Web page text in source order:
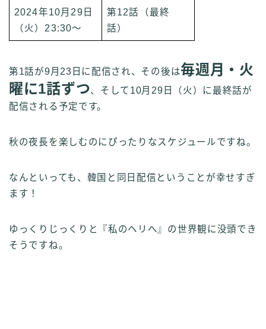
2024年10月29日
（火）23:30～
第12話（最終
話）
第1話が9月23日に配信され、その後は毎週月・火
曜に1話ずつ、そして10月29日（火）に最終話が
配信される予定です。
秋の夜長を楽しむのにぴったりなスケジュールですね。
なんといっても、韓国と同日配信ということが幸せすぎ
ます！
ゆっくりじっくりと『私のヘリへ』の世界観に没頭でき
そうですね。